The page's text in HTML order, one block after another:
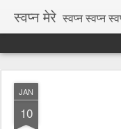
स्वप्न मेरे स्वप्न स्वप्न
JAN
10